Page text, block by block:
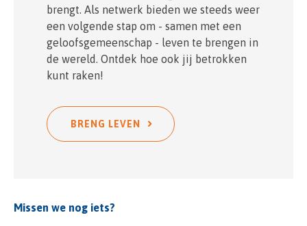
brengt. Als netwerk bieden we steeds weer
een volgende stap om - samen met een
geloofsgemeenschap - leven te brengen in
de wereld. Ontdek hoe ook jij betrokken
kunt raken!
BRENG LEVEN
Missen we nog iets?